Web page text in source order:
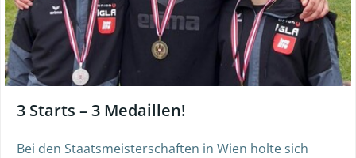
3 Starts – 3 Medaillen!
Bei den Staatsmeisterschaften in Wien holte sich